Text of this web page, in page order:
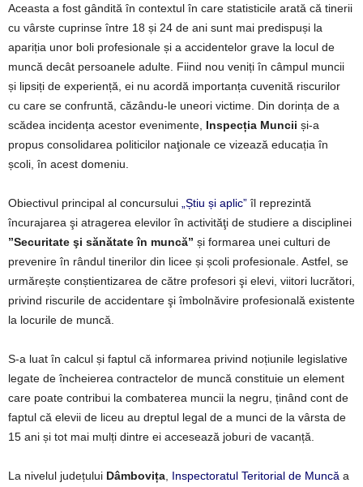
Aceasta a fost gândită în contextul în care statisticile arată că tinerii
cu vârste cuprinse între 18 și 24 de ani sunt mai predispuși la
apariția unor boli profesionale și a accidentelor grave la locul de
muncă decât persoanele adulte. Fiind nou veniți în câmpul muncii
și lipsiți de experiență, ei nu acordă importanța cuvenită riscurilor
cu care se confruntă, căzându-le uneori victime. Din dorința de a
scădea incidența acestor evenimente, Inspecția Muncii și-a
propus consolidarea politicilor naţionale ce vizează educația în
școli, în acest domeniu.
Obiectivul principal al concursului „Știu și aplic” îl reprezintă
încurajarea şi atragerea elevilor în activităţi de studiere a disciplinei
”Securitate şi sănătate în muncă” și formarea unei culturi de
prevenire în rândul tinerilor din licee și școli profesionale. Astfel, se
urmărește conștientizarea de către profesori şi elevi, viitori lucrători,
privind riscurile de accidentare şi îmbolnăvire profesională existente
la locurile de muncă.
S-a luat în calcul și faptul că informarea privind noțiunile legislative
legate de încheierea contractelor de muncă constituie un element
care poate contribui la combaterea muncii la negru, ținând cont de
faptul că elevii de liceu au dreptul legal de a munci de la vârsta de
15 ani și tot mai mulți dintre ei accesează joburi de vacanță.
La nivelul județului Dâmbovița Inspectoratul Teritorial de Muncă a